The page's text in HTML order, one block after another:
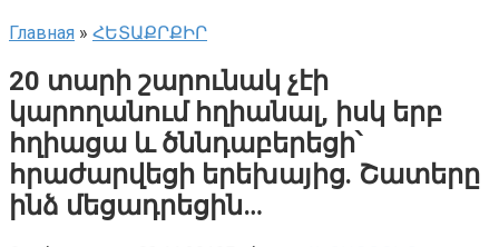
Главная » ՀԵՏԱՔՐՔԻՐ
20 տարի շարունակ չէի
կարողանում հղիանալ, իսկ երբ
հղիացա և ծննդաբերեցի՝
հրաժարվեցի երեխայից. Շատերը
ինձ մեցադրեցին…